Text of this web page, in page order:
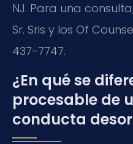
NJ. Para una
Sr. Sris y los Of
437-7747.
¿En qué se
procesable de
conducta